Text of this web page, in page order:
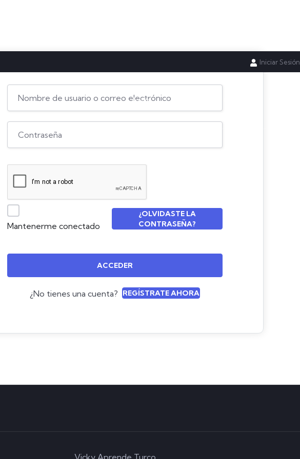
Iniciar Sesión
Inicio Sobre mi
Mantenerme conectado
¿OLVIDASTE LA
CONTRASEÑA?
ACCEDER
¿No tienes una cuenta? REGÍSTRATE AHORA
Vicky Aprende Turco